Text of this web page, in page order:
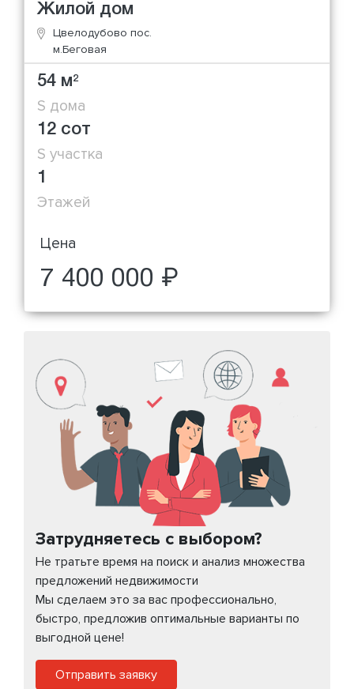
Жилой дом
Цвелодубово пос.
м.Беговая
54 м2
S дома
12 сот
S участка
1
Этажей
Цена
7 400 000 ₽
Затрудняетесь с выбором?
Не тратьте время на поиск и анализ множества
предложений недвижимости
Мы сделаем это за вас профессионально,
быстро, предложив оптимальные варианты по
выгодной цене!
Отправить заявку